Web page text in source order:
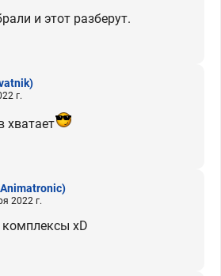
и этот разберут.
г.
хватает
2022 г.
комплексы xD